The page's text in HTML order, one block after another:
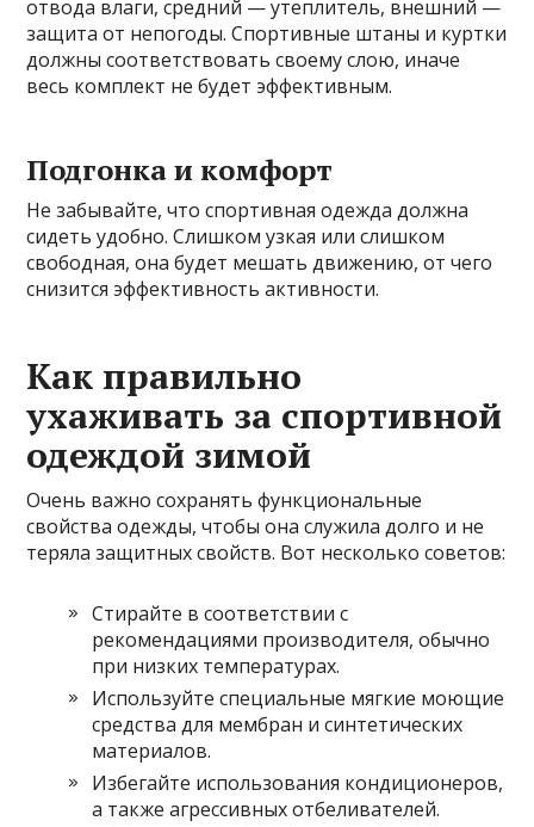
отвода влаги, средний — утеплитель, внешний —
защита от непогоды. Спортивные штаны и куртки
должны соответствовать своему слою, иначе
весь комплект не будет эффективным.
Подгонка и комфорт
Не забывайте, что спортивная одежда должна
сидеть удобно. Слишком узкая или слишком
свободная, она будет мешать движению, от чего
снизится эффективность активности.
Как правильно
ухаживать за спортивной
одеждой зимой
Очень важно сохранять функциональные
свойства одежды, чтобы она служила долго и не
теряла защитных свойств. Вот несколько советов:
Стирайте в соответствии с
рекомендациями производителя, обычно
при низких температурах.
Используйте специальные мягкие моющие
средства для мембран и синтетических
материалов.
Избегайте использования кондиционеров,
а также агрессивных отбеливателей.